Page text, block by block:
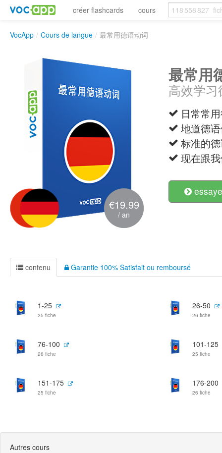
créer flashcards cours
VocApp / Cours de langue / 最常用德语动词
€19.99
/ an
最常用
高效学
日常常
地道德
标准的
现在跟
contenu Garantie 100% Satisfait ou remboursé
1-25
25 fiche
26-50
26 fiche
76-100
26 fiche
101-125
25 fiche
151-175
25 fiche
176-200
26 fiche
Autres cours